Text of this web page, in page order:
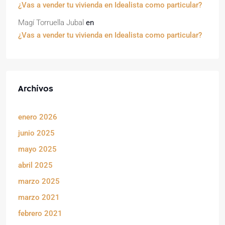
¿Vas a vender tu vivienda en Idealista como particular?
Magí Torruella Jubal en
¿Vas a vender tu vivienda en Idealista como particular?
Archivos
enero 2026
junio 2025
mayo 2025
abril 2025
marzo 2025
marzo 2021
febrero 2021